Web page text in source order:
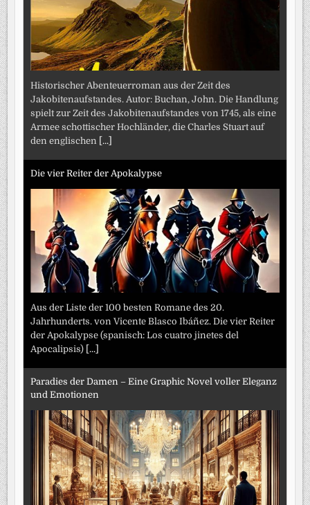
Historischer Abenteuerroman aus der Zeit des
Jakobitenaufstandes. Autor: Buchan, John. Die Handlung
spielt zur Zeit des Jakobitenaufstandes von 1745, als eine
Armee schottischer Hochländer, die Charles Stuart auf
den englischen [...]
Die vier Reiter der Apokalypse
Aus der Liste der 100 besten Romane des 20.
Jahrhunderts. von Vicente Blasco Ibáñez. Die vier Reiter
der Apokalypse (spanisch: Los cuatro jinetes del
Apocalipsis) [...]
Paradies der Damen – Eine Graphic Novel voller Eleganz
und Emotionen